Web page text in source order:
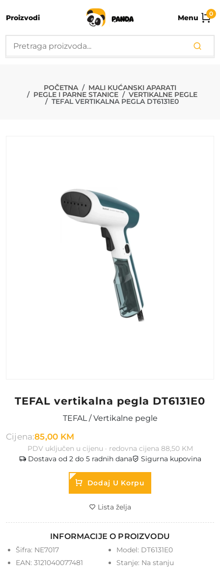
Proizvodi Menu 0
TEFAL
POČETNA MALI KUĆANSKI APARATI
PEGLE I PARNE STANICE VERTIKALNE PEGLE
TEFAL VERTIKALNA PEGLA DT6131E0
TEFAL vertikalna pegla DT6131E0
TEFAL / Vertikalne pegle
Cijena:85,00 KM
PDV uključen u cijenu · redovna cijena 88,50 KM
Dostava od 2 do 5 radnih dana
Sigurna kupovina
Dodaj U Korpu
Lista želja
INFORMACIJE O PROIZVODU
Šifra: NE7017 Model: DT6131E0
EAN: 3121040077481 Stanje: Na stanju